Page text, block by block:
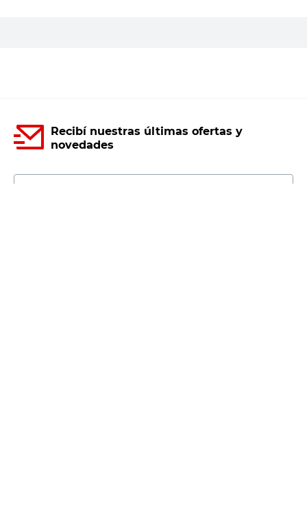
Recibí nuestras últimas ofertas y
novedades